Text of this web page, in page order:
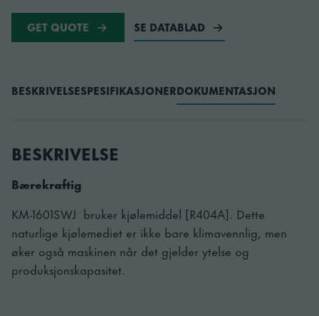
GET QUOTE SE DATABLAD
BESKRIVELSESPESIFIKASJONERDOKUMENTASJON
BESKRIVELSE
Bærekraftig
KM-1601SWJ bruker kjølemiddel [R404A]. Dette
naturlige kjølemediet er ikke bare klimavennlig, men
øker også maskinen når det gjelder ytelse og
produksjonskapasitet.